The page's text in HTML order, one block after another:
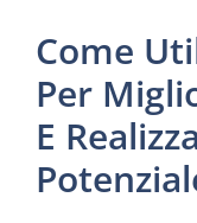
Come
Per
E